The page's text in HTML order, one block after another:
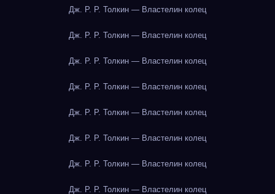
Дж. Р. Р. Толкин — Властелин колец
Дж. Р. Р. Толкин — Властелин колец
Дж. Р. Р. Толкин — Властелин колец
Дж. Р. Р. Толкин — Властелин колец
Дж. Р. Р. Толкин — Властелин колец
Дж. Р. Р. Толкин — Властелин колец
Дж. Р. Р. Толкин — Властелин колец
Дж. Р. Р. Толкин — Властелин колец